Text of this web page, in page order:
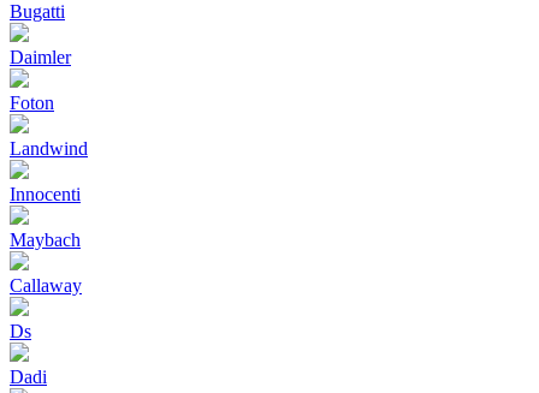
Bugatti
Daimler
Foton
Landwind
Innocenti
Maybach
Callaway
Ds
Dadi